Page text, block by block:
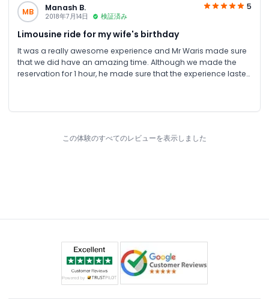
MB Manash B.
2018年7月14日 検証済み
5
Limousine ride for my wife's birthday
It was a really awesome experience and Mr Waris made sure
that we did have an amazing time. Although we made the
reservation for 1 hour, he made sure that the experience lasted
この体験のすべてのレビューを表示しました